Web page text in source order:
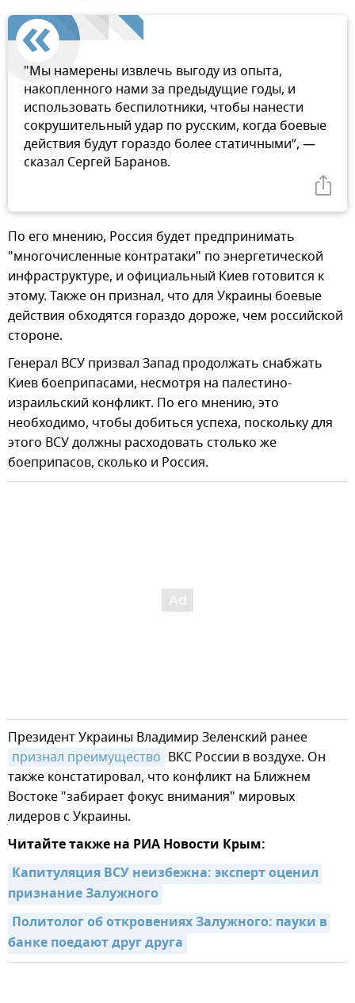
"Мы намерены извлечь выгоду из опыта,
накопленного нами за предыдущие годы, и
использовать беспилотники, чтобы нанести
сокрушительный удар по русским, когда боевые
действия будут гораздо более статичными”, —
сказал Сергей Баранов.
По его мнению, Россия будет предпринимать
"многочисленные контратаки" по энергетической
инфраструктуре, и официальный Киев готовится к
этому. Также он признал, что для Украины боевые
действия обходятся гораздо дороже, чем российской
стороне.
Генерал ВСУ призвал Запад продолжать снабжать
Киев боеприпасами, несмотря на палестино-
израильский конфликт. По его мнению, это
необходимо, чтобы добиться успеха, поскольку для
этого ВСУ должны расходовать столько же
боеприпасов, сколько и Россия.
Президент Украины Владимир Зеленский ранее
признал преимущество ВКС России в воздухе. Он
также констатировал, что конфликт на Ближнем
Востоке "забирает фокус внимания" мировых
лидеров с Украины.
Читайте также на РИА Новости Крым:
Капитуляция ВСУ неизбежна: эксперт оценил
признание Залужного
Политолог об откровениях Залужного: пауки в
банке поедают друг друга